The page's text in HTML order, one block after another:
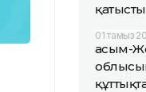
қатысты
01 тамыз
Қасым-